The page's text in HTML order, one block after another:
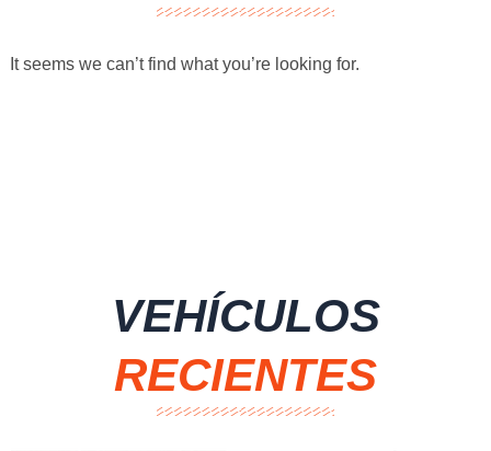
It seems we can’t find what you’re looking for.
VEHÍCULOS
RECIENTES